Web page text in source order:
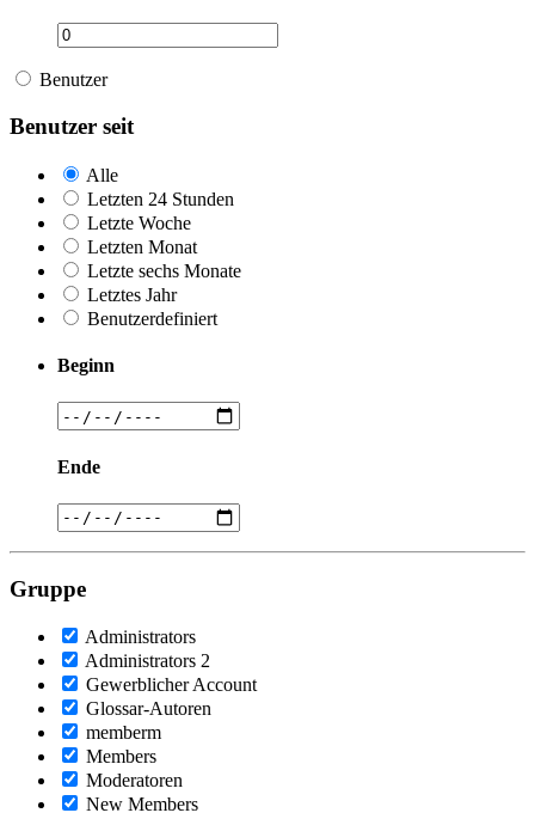
Benutzer
Benutzer seit
Alle
Letzten 24 Stunden
Letzte Woche
Letzten Monat
Letzte sechs Monate
Letztes Jahr
Benutzerdefiniert
Beginn
Ende
Gruppe
Administrators
Administrators 2
Gewerblicher Account
Glossar-Autoren
memberm
Members
Moderatoren
New Members